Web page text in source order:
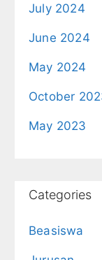
July 2024
June 2024
May 2024
October
May 2023
Categories
Beasiswa